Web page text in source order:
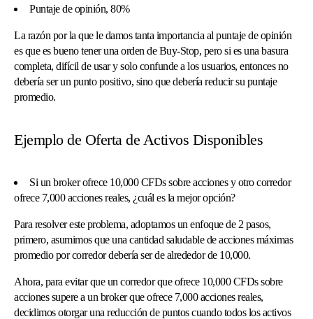
Puntaje de opinión, 80%
La razón por la que le damos tanta importancia al puntaje de opinión
es que es bueno tener una orden de Buy-Stop, pero si es una basura
completa, difícil de usar y solo confunde a los usuarios, entonces no
debería ser un punto positivo, sino que debería reducir su puntaje
promedio.
Ejemplo de Oferta de Activos Disponibles
Si un broker ofrece 10,000 CFDs sobre acciones y otro corredor
ofrece 7,000 acciones reales, ¿cuál es la mejor opción?
Para resolver este problema, adoptamos un enfoque de 2 pasos,
primero, asumimos que una cantidad saludable de acciones máximas
promedio por corredor debería ser de alrededor de 10,000.
Ahora, para evitar que un corredor que ofrece 10,000 CFDs sobre
acciones supere a un broker que ofrece 7,000 acciones reales,
decidimos otorgar una reducción de puntos cuando todos los activos